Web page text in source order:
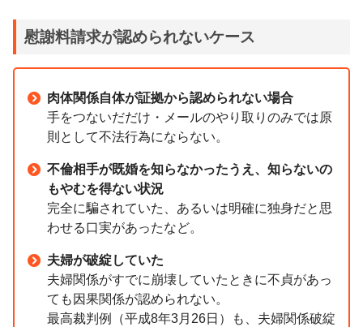
慰謝料請求が認められないケース
肉体関係自体が証拠から認められない場合
手をつないだだけ・メールのやり取りのみでは原
則として不法行為にならない。
不倫相手が既婚を知らなかったうえ、知らないの
もやむを得ない状況
完全に騙されていた、あるいは明確に独身だと思
わせる口実があったなど。
夫婦が破綻していた
夫婦関係がすでに崩壊していたときに不貞があっ
ても因果関係が認められない。
最高裁判例（平成8年3月26日）も、夫婦関係破綻